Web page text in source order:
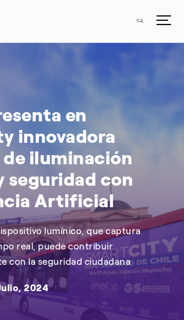
en
innovadora
iluminación
seguridad con
Artificial
lumínico, que captura
real, puede contribuir
con la seguridad ciudadana
2024